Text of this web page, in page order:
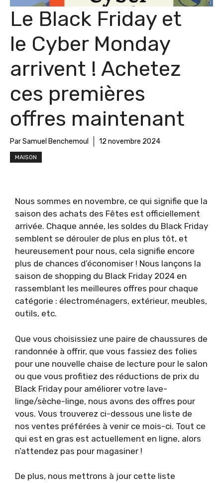
Le Black Friday et
le Cyber ​​Monday
arrivent ! Achetez
ces premières
offres maintenant
Par Samuel Benchemoul 12 novembre 2024
MAISON
Nous sommes en novembre, ce qui signifie que la
saison des achats des Fêtes est officiellement
arrivée. Chaque année, les soldes du Black Friday
semblent se dérouler de plus en plus tôt, et
heureusement pour nous, cela signifie encore
plus de chances d’économiser ! Nous lançons la
saison de shopping du Black Friday 2024 en
rassemblant les meilleures offres pour chaque
catégorie : électroménagers, extérieur, meubles,
outils, etc.
Que vous choisissiez une paire de chaussures de
randonnée à offrir, que vous fassiez des folies
pour une nouvelle chaise de lecture pour le salon
ou que vous profitiez des réductions de prix du
Black Friday pour améliorer votre lave-
linge/sèche-linge, nous avons des offres pour
vous. Vous trouverez ci-dessous une liste de
nos ventes préférées à venir ce mois-ci. Tout ce
qui est en gras est actuellement en ligne, alors
n’attendez pas pour magasiner !
De plus, nous mettrons à jour cette liste